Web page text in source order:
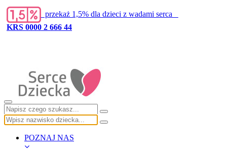
przekaż 1,5% dla dzieci z wadami serca
KRS 0000 2 666 44
POZNAJ NAS